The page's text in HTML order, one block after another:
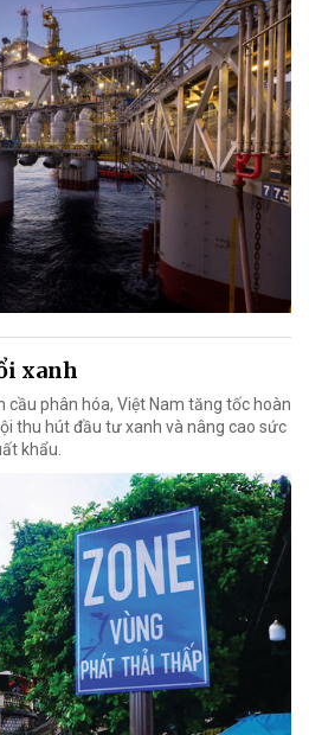
xanh
cầu phân hóa, Việt Nam tăng tốc hoàn
thu hút đầu tư xanh và nâng cao sức
khẩu.